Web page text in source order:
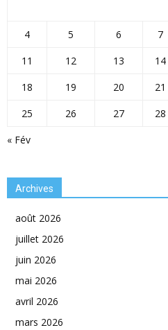
« Fév
4
5 6 7
11
12 13 14
18
19 20 21
25
26 27 28
Archives
août 2026
juillet 2026
juin 2026
mai 2026
avril 2026
mars 2026